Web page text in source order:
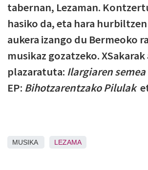
tabernan, Lezaman.
hasiko da, eta hara
aukera izango du Bermeoko
musikaz gozatzeko.
plazaratuta: Ilargiaren semea
EP: Bihotzarentzako Pilulak
MUSIKA LEZAMA